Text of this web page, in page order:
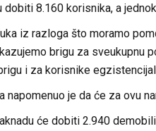
dobiti 8.160 korisnika, a
iz razloga što moramo
brigu za sveukupnu
i za korisnike
napomenuo je da će za ovu
će dobiti 2.940